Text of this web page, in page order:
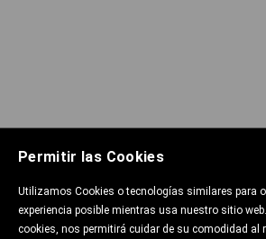
Permitir las Cookies
Utilizamos Cookies o tecnologías similares para
experiencia posible mientras usa nuestro sitio
cookies, nos permitirá cuidar de su comodidad al